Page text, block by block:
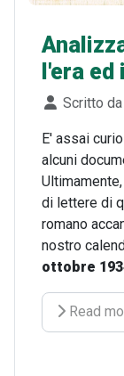
l'era
Dettagli
Scritto da
E' assai
alcuni
di lettere di
romano
nostro
ottobre
Read